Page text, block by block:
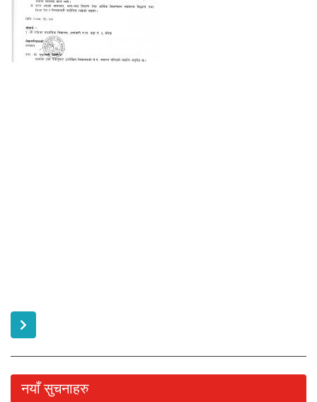
नयाँ सुचनाहरु